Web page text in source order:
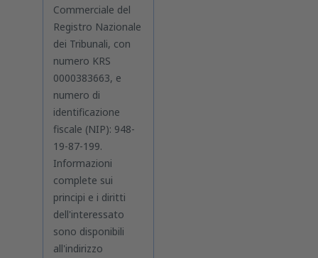
Commerciale del
Registro Nazionale
dei Tribunali, con
numero KRS
0000383663, e
numero di
identificazione
fiscale (NIP): 948-
19-87-199.
Informazioni
complete sui
principi e i diritti
dell'interessato
sono disponibili
all'indirizzo